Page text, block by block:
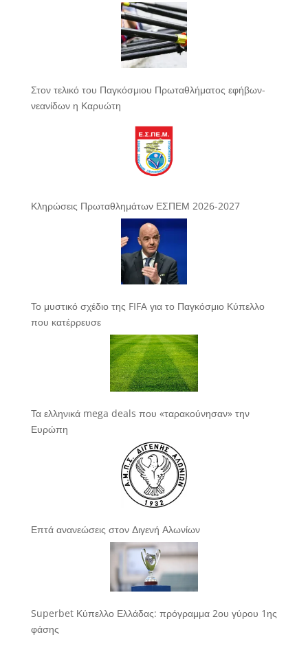
Στον τελικό του Παγκόσμιου Πρωταθλήματος εφήβων-
νεανίδων η Καρυώτη
Κληρώσεις Πρωταθλημάτων ΕΣΠΕΜ 2026-2027
Το μυστικό σχέδιο της FIFA για το Παγκόσμιο Κύπελλο
που κατέρρευσε
Τα ελληνικά mega deals που «ταρακούνησαν» την
Ευρώπη
Επτά ανανεώσεις στον Διγενή Αλωνίων
Superbet Κύπελλο Ελλάδας: πρόγραμμα 2ου γύρου 1ης
φάσης